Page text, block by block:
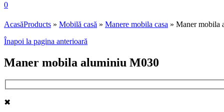
0
AcasăProducts » Mobilă casă » Manere mobila casa » Maner mobila
Înapoi la pagina anterioară
Maner mobila aluminiu M030
✖